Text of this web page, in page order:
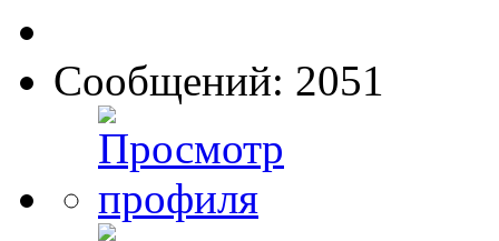
Сообщений: 2051